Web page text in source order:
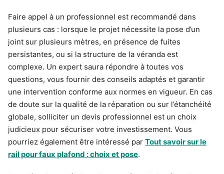
Faire appel à un professionnel est recommandé dans
plusieurs cas : lorsque le projet nécessite la pose d’un
joint sur plusieurs mètres, en présence de fuites
persistantes, ou si la structure de la véranda est
complexe. Un expert saura répondre à toutes vos
questions, vous fournir des conseils adaptés et garantir
une intervention conforme aux normes en vigueur. En cas
de doute sur la qualité de la réparation ou sur l’étanchéité
globale, solliciter un devis professionnel est un choix
judicieux pour sécuriser votre investissement. Vous
pourriez également être intéressé par Tout savoir sur le
rail pour faux plafond : choix et pose.